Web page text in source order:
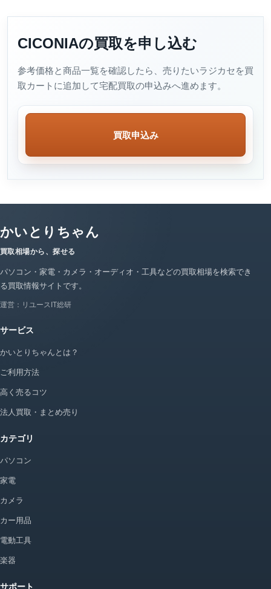
CICONIAの買取を申し込む
参考価格と商品一覧を確認したら、売りたいラジカセを買
取カートに追加して宅配買取の申込みへ進めます。
買取申込み
かいとりちゃん
買取相場から、探せる
パソコン・家電・カメラ・オーディオ・工具などの買取相場を検索でき
る買取情報サイトです。
運営：リユースIT総研
サービス
かいとりちゃんとは？
ご利用方法
高く売るコツ
法人買取・まとめ売り
カテゴリ
パソコン
家電
カメラ
カー用品
電動工具
楽器
サポート